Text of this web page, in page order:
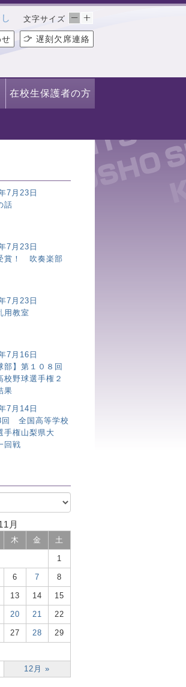
文字サイズ
遅刻欠席連絡
在校生保護者の方
7月23日
話
7月23日
賞！ 吹奏楽部
7月23日
用教室
7月16日
部】第１０８回
校野球選手権２
果
7月14日
回 全国高等学校
手権山梨県大
戦
月
木 金 土
12月 »
1
6 7 8
13 14 15
20 21 22
27 28 29